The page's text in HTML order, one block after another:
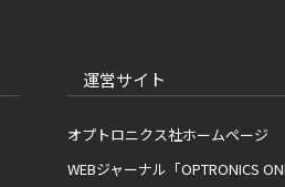
運営サイト
オプトロニクス社ホームページ
WEBジャーナル「OPTRONICS